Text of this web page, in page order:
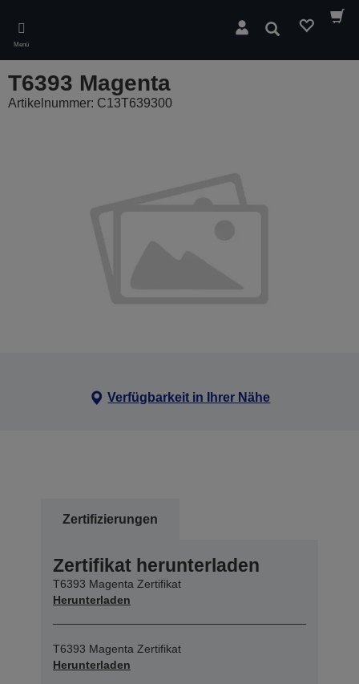
main
content
Menü
Suchen
T6393 Magenta
Artikelnummer: C13T639300
Verfügbarkeit in Ihrer Nähe
Zertifizierungen
Zertifikat herunterladen
T6393 Magenta Zertifikat
Herunterladen
T6393 Magenta Zertifikat
Herunterladen